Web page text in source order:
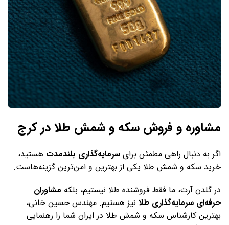
مشاوره و فروش سکه و شمش طلا در کرج
اگر به دنبال راهی مطمئن برای سرمایه‌گذاری بلندمدت هستید،
خرید سکه و شمش طلا یکی از بهترین و امن‌ترین گزینه‌هاست.
در گلدن آرت، ما فقط فروشنده طلا نیستیم، بلکه مشاوران
حرفه‌ای سرمایه‌گذاری طلا نیز هستیم. مهندس حسین خانی،
بهترین کارشناس سکه و شمش طلا در ایران شما را رهنمایی